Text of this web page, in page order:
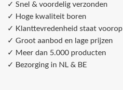
✓ Snel & voordelig verzonden
✓ Hoge kwaliteit boren
✓ Klanttevredenheid staat voorop
✓ Groot aanbod en lage prijzen
✓ Meer dan 5.000 producten
✓ Bezorging in NL & BE